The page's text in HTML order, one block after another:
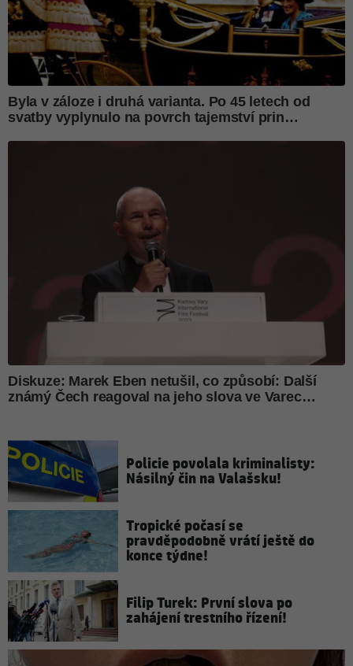
Policie povolala kriminalisty:
Násilný čin na Valašsku!
Tropické počasí se
pravděpodobně vrátí ještě do
konce týdne!
Filip Turek: První slova po
zahájení trestního řízení!